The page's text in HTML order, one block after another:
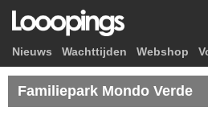
Nieuws Wachttijden Webshop
Familiepark Mondo Verde